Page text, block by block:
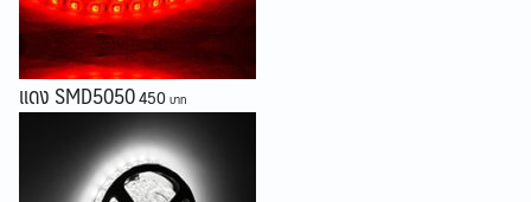
แดง SMD5050450